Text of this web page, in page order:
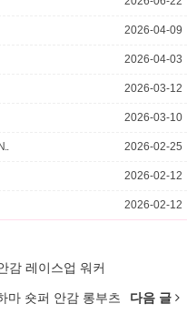
2026-04-09
2026-04-03
2026-03-12
2026-03-10
2026-02-25
2026-02-12
2026-02-12
감 레이스업 워커
마 숏퍼 안감 롱부츠 다음 글